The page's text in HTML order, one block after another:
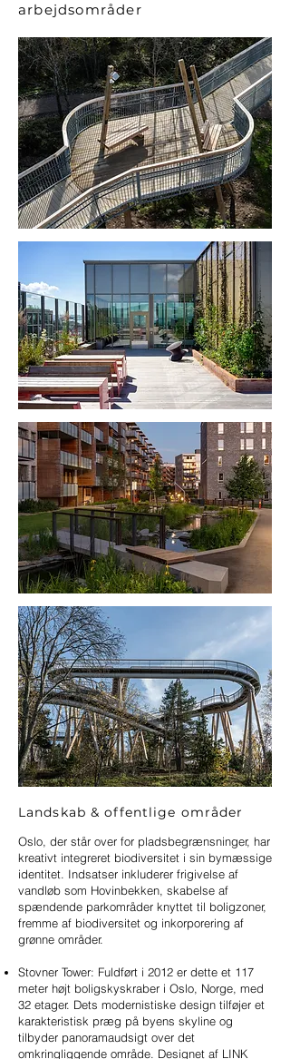
arbejdsområder
Landskab & offentlige områder
Oslo, der står over for pladsbegrænsninger, har
kreativt integreret biodiversitet i sin bymæssige
identitet. Indsatser inkluderer frigivelse af
vandløb som Hovinbekken, skabelse af
spændende parkområder knyttet til boligzoner,
fremme af biodiversitet og inkorporering af
grønne områder.
Stovner Tower: Fuldført i 2012 er dette et 117
meter højt boligskyskraber i Oslo, Norge, med
32 etager. Dets modernistiske design tilføjer et
karakteristisk præg på byens skyline og
tilbyder panoramaudsigt over det
omkringliggende område. Designet af LINK